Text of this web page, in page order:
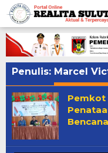
Lewati
ke
konten
Penulis: Marcel
Pemkot
Bencana